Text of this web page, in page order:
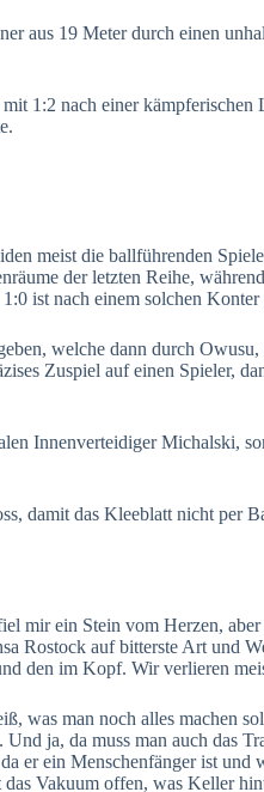
aus 19 Meter durch einen
1:2 nach einer kämpferischen
meist die ballführenden
der letzten Reihe,
ist nach einem solchen Konter
welche dann durch
Zuspiel auf einen Spieler,
Innenverteidiger Michalski,
damit das Kleeblatt nicht per
mir ein Stein vom Herzen,
Rostock auf bitterste Art und
den im Kopf. Wir verlieren
was man noch alles machen
ja, da muss man auch das
er ein Menschenfänger ist
Vakuum offen, was Keller